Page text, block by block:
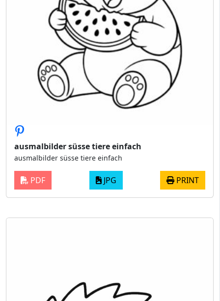
ausmalbilder süsse tiere einfach
ausmalbilder süsse tiere einfach
PDF JPG PRINT